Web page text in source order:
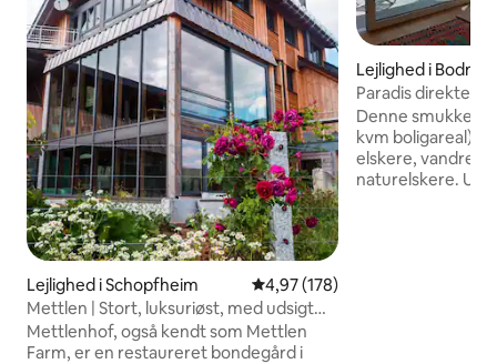
Lejlighed i Schopfheim 4,97 ud af 5 i gennemsnitlig
4,97 (178)
Mettlen | Stort, luksuriøst, med udsigt
over Alperne
Mettlenhof, også kendt som Mettlen
Farm, er en restaureret bondegård i
Lejlighed i
hafen
Paradis direkte
vandet
Denne smukke
kvm boligareal)
elskere,
naturelskere.